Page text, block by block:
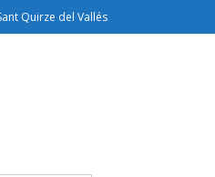
Quirze del Vallés